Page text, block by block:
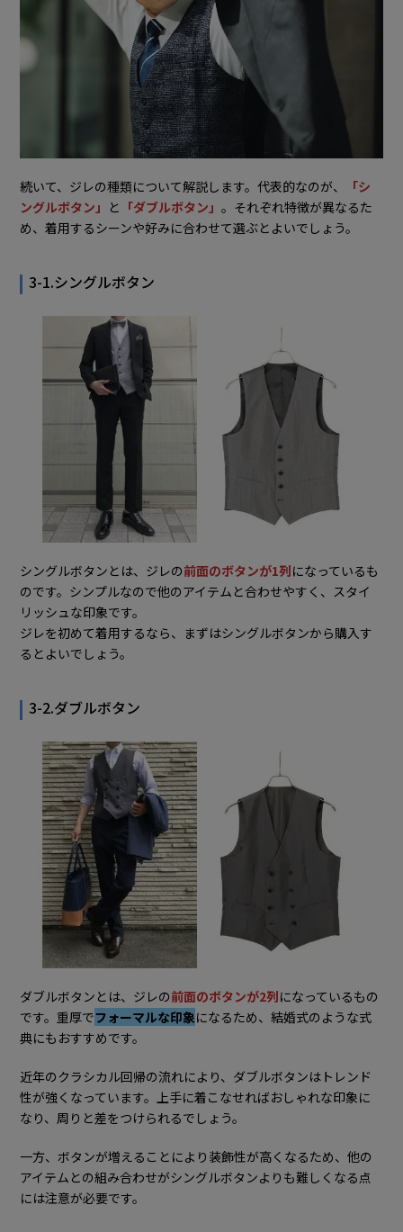
続いて、ジレの種類について解説します。代表的なのが、
「シ
ングルボタン」 と 「ダブルボタン」。それぞれ特徴が異なるた
め、着用するシーンや好みに合わせて選ぶとよいでしょう。
3-1.シングルボタン
シングルボタンとは、ジレの前面のボタンが1列になっているも
のです。シンプルなので他のアイテムと合わせやすく、スタイ
リッシュな印象です。
ジレを初めて着用するなら、まずはシングルボタンから購入す
るとよいでしょう。
3-2.ダブルボタン
ダブルボタンとは、ジレの前面のボタンが2列になっているもの
です。重厚でフォーマルな印象になるため、結婚式のような式
典にもおすすめです。
近年のクラシカル回帰の流れにより、ダブルボタンはトレンド
性が強くなっています。上手に着こなせればおしゃれな印象に
なり、周りと差をつけられるでしょう。
一方、ボタンが増えることにより装飾性が高くなるため、他の
アイテムとの組み合わせがシングルボタンよりも難しくなる点
には注意が必要です。